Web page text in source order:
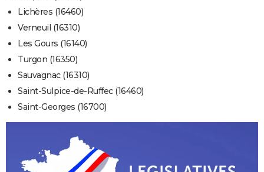
Lichères (16460)
Verneuil (16310)
Les Gours (16140)
Turgon (16350)
Sauvagnac (16310)
Saint-Sulpice-de-Ruffec (16460)
Saint-Georges (16700)